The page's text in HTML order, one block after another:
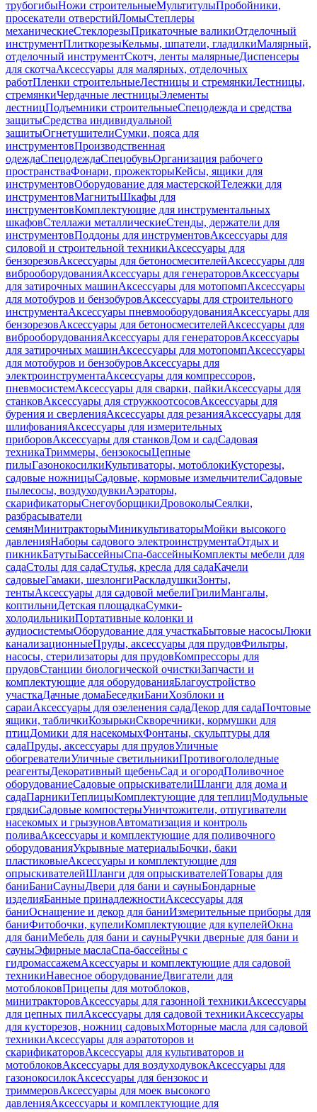
трубогибыНожи строительныеМультитулыПробойники,
просекатели отверстийЛомыСтеплеры
механическиеСтеклорезыПрикаточные валикиОтделочный
инструментПлиткорезыКельмы, шпатели, гладилкиМалярный,
отделочный инструментСкотч, ленты малярныеДиспенсеры
для скотчаАксессуары для малярных, отделочных
работПленки строительныеЛестницы и стремянкиЛестницы,
стремянкиЧердачные лестницыЭлементы
лестницПодъемники строительныеСпецодежда и средства
защитыСредства индивидуальной
защитыОгнетушителиСумки, пояса для
инструментовПроизводственная
одеждаСпецодеждаСпецобувьОрганизация рабочего
пространстваФонари, прожекторыКейсы, ящики для
инструментовОборудование для мастерскойТележки для
инструментовМагнитыШкафы для
инструментовКомплектующие для инструментальных
шкафовСтеллажи металлическиеСтенды, держатели для
инструментовПоддоны для инструментовАксессуары для
силовой и строительной техникиАксессуары для
бензорезовАксессуары для бетоносмесителейАксессуары для
виброоборудованияАксессуары для генераторовАксессуары
для затирочных машинАксессуары для мотопомпАксессуары
для мотобуров и бензобуровАксессуары для строительного
инструментаАксессуары пневмооборудованияАксессуары для
бензорезовАксессуары для бетоносмесителейАксессуары для
виброоборудованияАксессуары для генераторовАксессуары
для затирочных машинАксессуары для мотопомпАксессуары
для мотобуров и бензобуровАксессуары для
электроинструментаАксессуары для компрессоров,
пневмосистемАксессуары для сварки, пайкиАксессуары для
станковАксессуары для стружкоотсосовАксессуары для
бурения и сверленияАксессуары для резанияАксессуары для
шлифованияАксессуары для измерительных
приборовАксессуары для станковДом и садСадовая
техникаТриммеры, бензокосыЦепные
пилыГазонокосилкиКультиваторы, мотоблокиКусторезы,
садовые ножницыСадовые, кормовые измельчителиСадовые
пылесосы, воздуходувкиАэраторы,
скарификаторыСнегоуборщикиДровоколыСеялки,
разбрасыватели
семянМинитракторыМиникультиваторыМойки высокого
давленияНаборы садового электроинструментаОтдых и
пикникБатутыБассейныСпа-бассейныКомплекты мебели для
садаСтолы для садаСтулья, кресла для садаКачели
садовыеГамаки, шезлонгиРаскладушкиЗонты,
тентыАксессуары для садовой мебелиГрилиМангалы,
коптильниДетская площадкаСумки-
холодильникиПортативные колонки и
аудиосистемыОборудование для участкаБытовые насосыЛюки
канализационныеПруды, аксессуары для прудовФильтры,
насосы, стерилизаторы для прудовКомпрессоры для
прудовСтанции биологической очисткиЗапчасти и
комплектующие для оборудованияБлагоустройство
участкаДачные домаБеседкиБаниХозблоки и
сараиАксессуары для озеленения садаДекор для садаПочтовые
ящики, табличкиКозырькиСкворечники, кормушки для
птицДомики для насекомыхФонтаны, скульптуры для
садаПруды, аксессуары для прудовУличные
обогревателиУличные светильникиПротивогололедные
реагентыДекоративный щебеньСад и огородПоливочное
оборудованиеСадовые опрыскивателиШланги для дома и
садаПарникиТеплицыКомплектующие для теплицМодульные
грядкиСадовые компостерыУничтожители, отпугиватели
насекомых и грызуновАвтоматизация и контроль
поливаАксессуары и комплектующие для поливочного
оборудованияУкрывные материалыБочки, баки
пластиковыеАксессуары и комплектующие для
опрыскивателейШланги для опрыскивателейТовары для
баниБаниСауныДвери для бани и сауныБондарные
изделияБанные принадлежностиАксессуары для
баниОснащение и декор для баниИзмерительные приборы для
баниФитобочки, купелиКомплектующие для купелейОкна
для баниМебель для бани и сауныРучки дверные для бани и
сауныЭфирные маслаСпа-бассейны с
гидромассажемАксессуары и комплектующие для садовой
техникиНавесное оборудованиеДвигатели для
мотоблоковПрицепы для мотоблоков,
минитракторовАксессуары для газонной техникиАксессуары
для цепных пилАксессуары для садовой техникиАксессуары
для кусторезов, ножниц садовыхМоторные масла для садовой
техникиАксессуары для аэратоторов и
скарификаторовАксессуары для культиваторов и
мотоблоковАксессуары для воздуходувокАксессуары для
газонокосилокАксессуары для бензокос и
триммеровАксессуары для моек высокого
давленияАксессуары и комплектующие для